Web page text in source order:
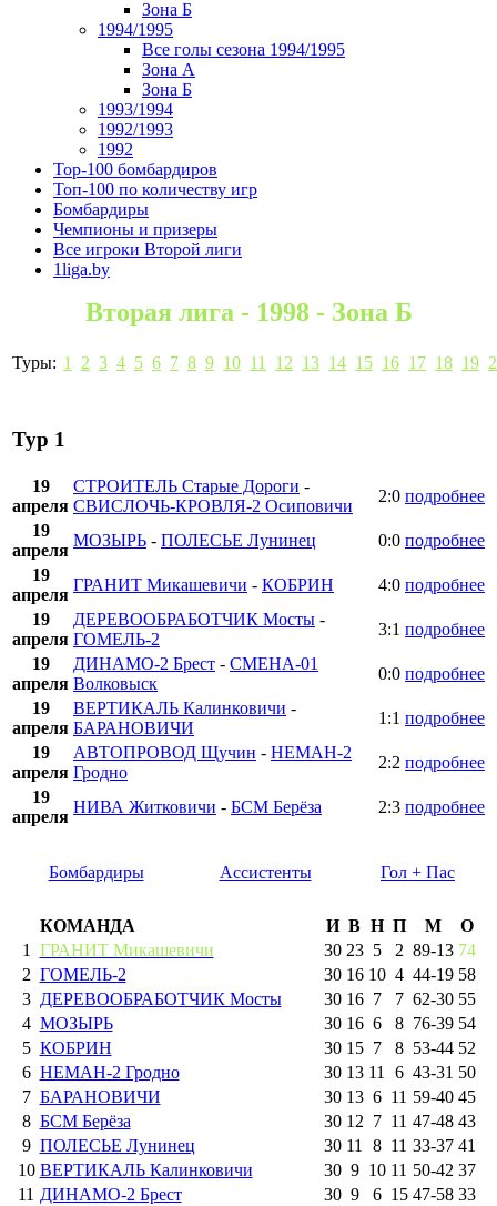
Зона Б
1994/1995
Все голы сезона 1994/1995
Зона А
Зона Б
1993/1994
1992/1993
1992
Top-100 бомбардиров
Топ-100 по количеству игр
Бомбардиры
Чемпионы и призеры
Все игроки Второй лиги
1liga.by
Вторая лига - 1998 - Зона Б
Туры: 1 2 3 4 5 6 7 8 9 10 11 12 13 14 15 16 17 18 19
Тур 1
19
апреля
СТРОИТЕЛЬ Старые Дороги -
СВИСЛОЧЬ-КРОВЛЯ-2 Осиповичи
2:0 подробнее
19
апреля
МОЗЫРЬ - ПОЛЕСЬЕ Лунинец 0:0 подробнее
19
апреля
ГРАНИТ Микашевичи - КОБРИН 4:0 подробнее
19
апреля
ДЕРЕВООБРАБОТЧИК Мосты -
ГОМЕЛЬ-2
3:1 подробнее
19
апреля
ДИНАМО-2 Брест - СМЕНА-01
Волковыск
0:0 подробнее
19
апреля
ВЕРТИКАЛЬ Калинковичи -
БАРАНОВИЧИ
1:1 подробнее
19
апреля
АВТОПРОВОД Щучин - НЕМАН-2
Гродно
2:2 подробнее
19
апреля
НИВА Житковичи - БСМ Берёза 2:3 подробнее
Бомбардиры Ассистенты Гол + Пас
КОМАНДА И В Н П М
О
1
ГРАНИТ Микашевичи 30 23 5 2 89-13 74
2 ГОМЕЛЬ-2 30 16 10 4 44-19 58
3 ДЕРЕВООБРАБОТЧИК Мосты 30 16 7 7 62-30 55
4 МОЗЫРЬ 30 16 6 8 76-39 54
5 КОБРИН 30 15 7 8 53-44 52
6 НЕМАН-2 Гродно 30 13 11 6 43-31 50
7 БАРАНОВИЧИ 30 13 6 11 59-40 45
8 БСМ Берёза 30 12 7 11 47-48 43
9 ПОЛЕСЬЕ Лунинец 30 11 8 11 33-37 41
10 ВЕРТИКАЛЬ Калинковичи 30 9 10 11 50-42 37
11 ДИНАМО-2 Брест 30 9 6 15 47-58 33